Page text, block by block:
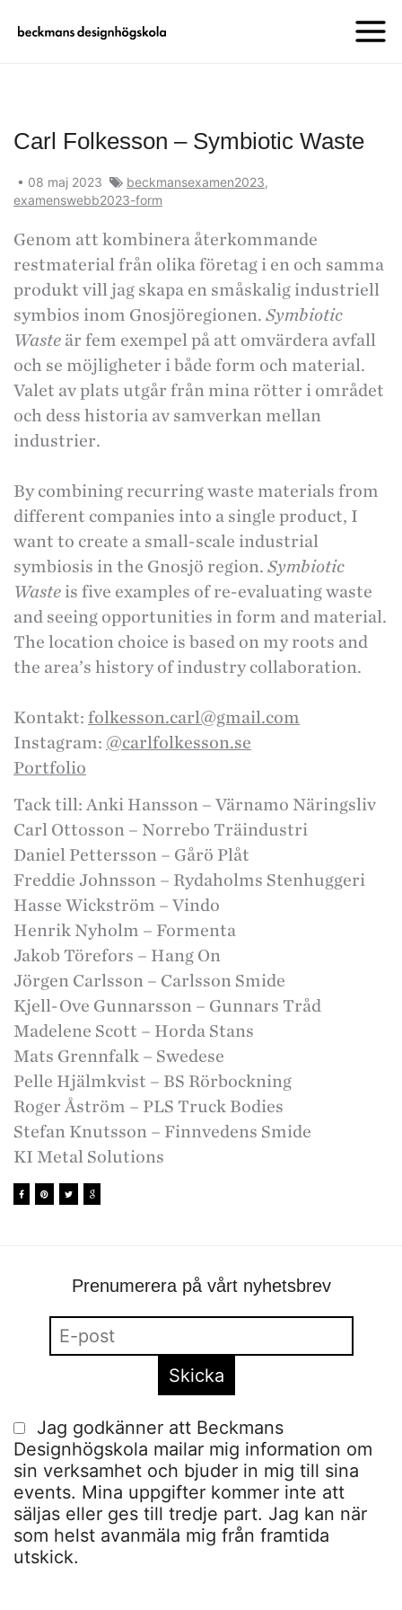
Carl Folkesson – Symbiotic Waste
• 08 maj 2023 beckmansexamen2023,
examenswebb2023-form
Genom att kombinera återkommande
restmaterial från olika företag i en och samma
produkt vill jag skapa en småskalig industriell
symbios inom Gnosjöregionen. Symbiotic
Waste är fem exempel på att omvärdera avfall
och se möjligheter i både form och material.
Valet av plats utgår från mina rötter i området
och dess historia av samverkan mellan
industrier.
By combining recurring waste materials from
different companies into a single product, I
want to create a small-scale industrial
symbiosis in the Gnosjö region. Symbiotic
Waste is five examples of re-evaluating waste
and seeing opportunities in form and material.
The location choice is based on my roots and
the area’s history of industry collaboration.
Kontakt: folkesson.carl@gmail.com
Instagram: @carlfolkesson.se
Portfolio
Tack till: Anki Hansson – Värnamo Näringsliv
Carl Ottosson – Norrebo Träindustri
Daniel Pettersson – Gårö Plåt
Freddie Johnsson – Rydaholms Stenhuggeri
Hasse Wickström – Vindo
Henrik Nyholm – Formenta
Jakob Törefors – Hang On
Jörgen Carlsson – Carlsson Smide
Kjell-Ove Gunnarsson – Gunnars Tråd
Madelene Scott – Horda Stans
Mats Grennfalk – Swedese
Pelle Hjälmkvist – BS Rörbockning
Roger Åström – PLS Truck Bodies
Stefan Knutsson – Finnvedens Smide
KI Metal Solutions
Prenumerera på vårt nyhetsbrev
Jag godkänner att Beckmans
Designhögskola mailar mig information om
sin verksamhet och bjuder in mig till sina
events. Mina uppgifter kommer inte att
säljas eller ges till tredje part. Jag kan när
som helst avanmäla mig från framtida
utskick.